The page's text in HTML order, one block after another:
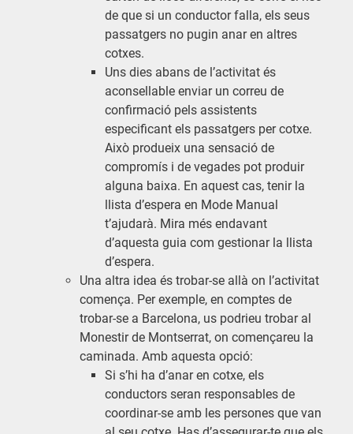
de que si un conductor falla, els seus
passatgers no pugin anar en altres
cotxes.
Uns dies abans de l’activitat és
aconsellable enviar un correu de
confirmació pels assistents
especificant els passatgers per cotxe.
Això produeix una sensació de
compromís i de vegades pot produir
alguna baixa. En aquest cas, tenir la
llista d’espera en Mode Manual
t’ajudarà. Mira més endavant
d’aquesta guia com gestionar la llista
d’espera.
Una altra idea és trobar-se allà on l’activitat
comença. Per exemple, en comptes de
trobar-se a Barcelona, us podrieu trobar al
Monestir de Montserrat, on començareu la
caminada. Amb aquesta opció:
Si s’hi ha d’anar en cotxe, els
conductors seran responsables de
coordinar-se amb les persones que van